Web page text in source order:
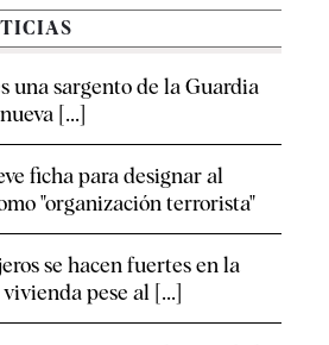
una sargento de la Guardia
[...]
ficha para designar al
"organización terrorista"
se hacen fuertes en la
pese al [...]